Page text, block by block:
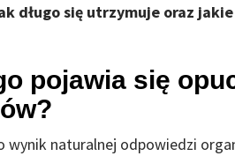
długo się utrzymuje oraz
pojawia się
wynik naturalnej odpowiedzi